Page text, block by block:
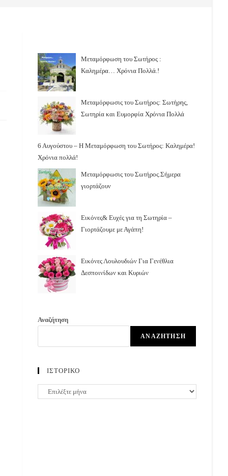
Μεταμόρφωση του Σωτήρος :
Καλημέρα… Χρόνια Πολλά.!
Μεταμόρφωσις του Σωτήρος: Σωτήρης,
Σωτηρία και Ευμορφία Χρόνια Πολλά
6 Αυγούστου – Η Μεταμόρφωση του Σωτήρος: Καλημέρα!
Χρόνια πολλά!
Μεταμόρφωσις του Σωτήρος.Σήμερα
γιορτάζουν
Εικόνες& Ευχές για τη Σωτηρία –
Γιορτάζουμε με Αγάπη!
Εικόνες Λουλουδιών Για Γενέθλια
Δεσποινίδων και Κυριών
Αναζήτηση
ΑΝΑΖΉΤΗΣΗ
ΙΣΤΟΡΙΚΟ
ΙΣΤΟΡΙΚΟ